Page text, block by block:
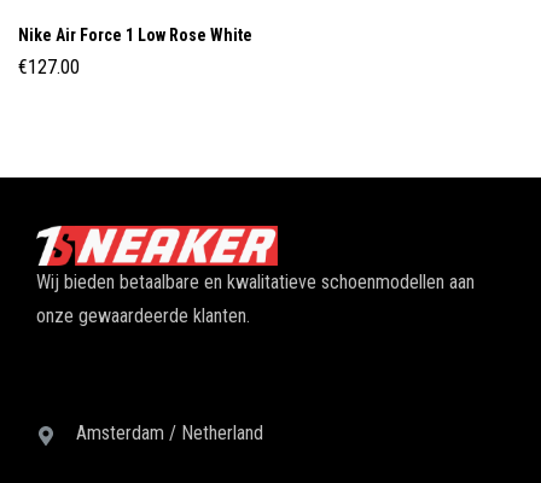
Nike Air Force 1 Low Rose White
€127.00
Wij bieden betaalbare en kwalitatieve schoenmodellen aan
onze gewaardeerde klanten.
Amsterdam / Netherland